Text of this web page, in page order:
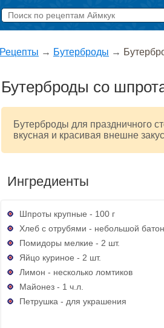
Рецепты → Бутерброды →
Бутерброды со
Бутерброды для праздничного
вкусная и красивая внешне
Ингредиенты
Шпроты крупные - 100 г
Хлеб с отрубями - небольшой батон
Помидоры мелкие - 2 шт.
Яйцо куриное - 2 шт.
Лимон - несколько ломтиков
Майонез - 1 ч.л.
Петрушка - для украшения